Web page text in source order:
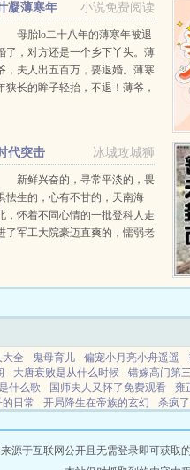
小说免费阅读
凝薄寒年
母胎lo二十八年的薄寒年被退
了，对方还是一个乡下丫头。薄
，夫人出五百万，要退婚。薄寒
狭长的眸子轻抬，不退！薄爷，
冰城攻城狮
代突击
新鲜兴奋的，寻常平淡的，畏
怯生的，心有不甘的，天南海
，怀着不同心情的一批登科人走
了军工大院豪迈直爽的，懦弱老
碰撞着，深入了解着按部就班
全 鬼母育儿 偏宠小月亮小舟遥遥
大唐衰败是从什么时候 错嫁高门第
什么歌 国师夫人又怀了免费观看 雍
日常 开局降生在帝族的玄幻 杀疯
新婚夜短剧免费观看全集高清版 我会
源于互联网公开且无需登录即可获取